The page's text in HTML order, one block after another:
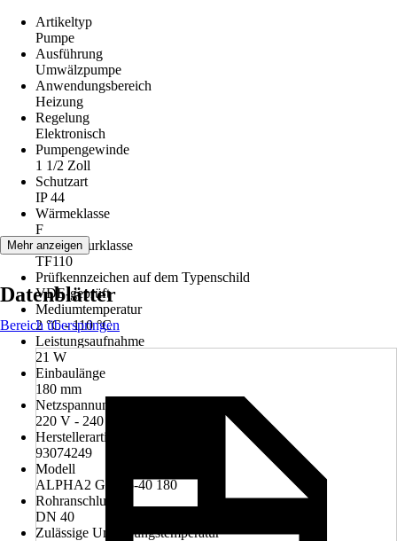
Artikeltyp
Pumpe
Ausführung
Umwälzpumpe
Anwendungsbereich
Heizung
Regelung
Elektronisch
Pumpengewinde
1 1/2 Zoll
Schutzart
IP 44
Wärmeklasse
F
Temperaturklasse
TF110
Prüfkennzeichen auf dem Typenschild
VDE-geprüft
Mediumtemperatur
2 °C - 110 °C
Leistungsaufnahme
21 W
Einbaulänge
180 mm
Netzspannung
220 V - 240 V
Herstellerartikelnummer
93074249
Modell
ALPHA2 GO 25-40 180
Rohranschluss
DN 40
Zulässige Umgebungstemperatur
Mehr anzeigen
Datenblätter
Bereich überspringen